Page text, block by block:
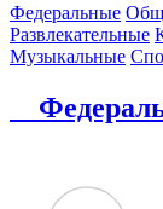
Федеральные
Развлекательные
Музыкальные